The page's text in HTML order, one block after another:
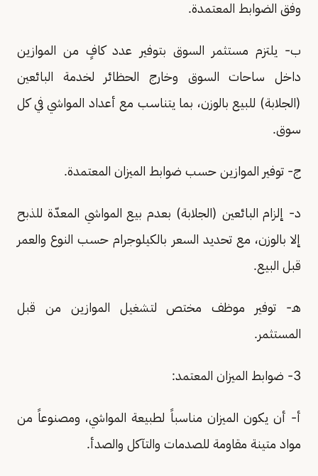
وفق الضوابط المعتمدة.
ب- يلتزم مستثمر السوق بتوفير عدد كافٍ من الموازين
داخل ساحات السوق وخارج الحظائر لخدمة البائعين
(الجلابة) للبيع بالوزن، بما يتناسب مع أعداد المواشي في كل
سوق.
ج- توفير الموازين حسب ضوابط الميزان المعتمدة.
د- إلزام البائعين (الجلابة) بعدم بيع المواشي المعدّة للذبح
إلا بالوزن، مع تحديد السعر بالكيلوجرام حسب النوع والعمر
قبل البيع.
هـ- توفير موظف مختص لتشغيل الموازين من قبل
المستثمر.
3- ضوابط الميزان المعتمد:
أ- أن يكون الميزان مناسباً لطبيعة المواشي، ومصنوعاً من
مواد متينة مقاومة للصدمات والتآكل والصدأ.